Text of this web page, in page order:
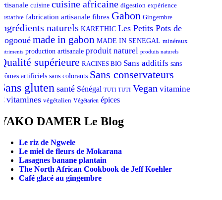
cuisine cuisine africaine digestion expérience
fabrication artisanale fibres Gabon Gingembre
naturels KARETHIC Les Petits Pots de
made in gabon MADE IN SENEGAL minéraux
production artisanale produit naturel produits naturels
supérieure RACINES BIO Sans additifs sans
artificiels sans colorants Sans conservateurs
gluten santé Sénégal TUTI TUTI Vegan vitamine
vitamines végétalien Végétarien épices
DAMER Le Blog
Le riz de Ngwele
Le miel de fleurs de Mokarana
Lasagnes banane plantain
The North African Cookbook de Jeff Koehler
Café glacé au gingembre